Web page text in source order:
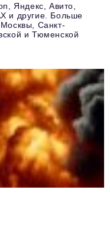
Яндекс, Авито,
и другие. Больше
Санкт-
и Тюменской